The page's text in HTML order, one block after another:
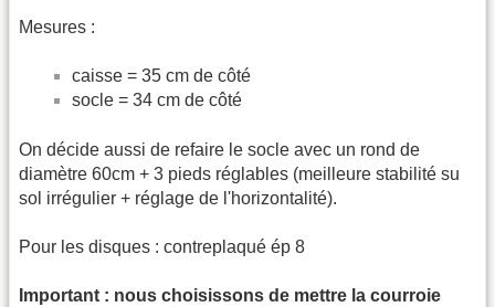
Mesures :
caisse = 35 cm de côté
socle = 34 cm de côté
On décide aussi de refaire le socle avec un rond de
diamètre 60cm + 3 pieds réglables (meilleure stabilité su
sol irrégulier + réglage de l'horizontalité).
Pour les disques : contreplaqué ép 8
Important : nous choisissons de mettre la courroie